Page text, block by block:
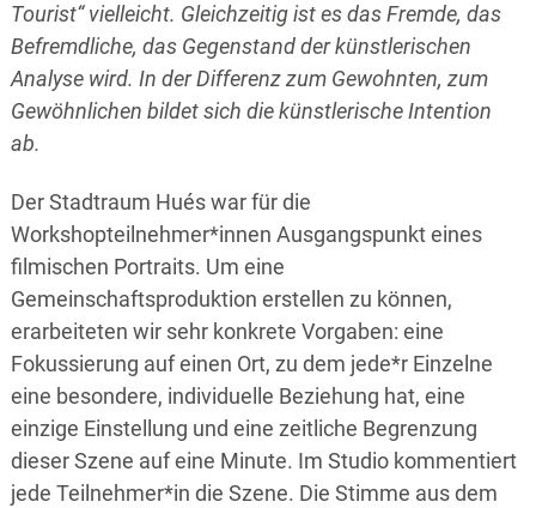
Tourist“ vielleicht. Gleichzeitig ist es das Fremde, das
Befremdliche, das Gegenstand der künstlerischen
Analyse wird. In der Differenz zum Gewohnten, zum
Gewöhnlichen bildet sich die künstlerische Intention
ab.
Der Stadtraum Hués war für die
Workshopteilnehmer*innen Ausgangspunkt eines
filmischen Portraits. Um eine
Gemeinschaftsproduktion erstellen zu können,
erarbeiteten wir sehr konkrete Vorgaben: eine
Fokussierung auf einen Ort, zu dem jede*r Einzelne
eine besondere, individuelle Beziehung hat, eine
einzige Einstellung und eine zeitliche Begrenzung
dieser Szene auf eine Minute. Im Studio kommentiert
jede Teilnehmer*in die Szene. Die Stimme aus dem